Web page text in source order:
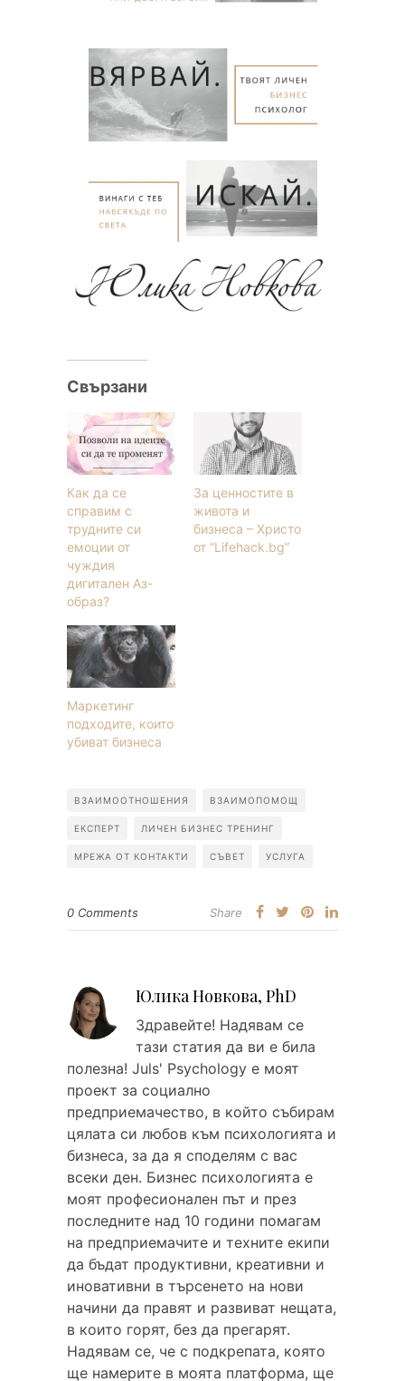
Свързани
Как да се
справим с
трудните си
емоции от
чуждия
дигитален Аз-
образ?
За ценностите в
живота и
бизнеса – Христо
от “Lifehack.bg”
Маркетинг
подходите, които
убиват бизнеса
ВЗАИМООТНОШЕНИЯ ВЗАИМОПОМОЩ
ЕКСПЕРТ ЛИЧЕН БИЗНЕС ТРЕНИНГ
МРЕЖА ОТ КОНТАКТИ СЪВЕТ УСЛУГА
0 Comments Share
Юлика Новкова, PhD
Здравейтe! Надявам се
тази статия да ви е била
полезна! Juls' Psychology е моят
проект за социално
предприемачество, в който събирам
цялата си любов към психологията и
бизнеса, за да я споделям с вас
всеки ден. Бизнес психологията е
моят професионален път и през
последните над 10 години помагам
на предприемачите и техните екипи
да бъдат продуктивни, креативни и
иновативни в търсенето на нови
начини да правят и развиват нещата,
в които горят, без да прегарят.
Надявам се, че с подкрепата, която
ще намерите в моята платформа, ще